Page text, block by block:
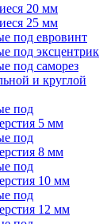
20 мм
25 мм
под евровинт
под эксцентрик
под саморез
и круглой
под
5 мм
под
8 мм
под
10 мм
под
12 мм